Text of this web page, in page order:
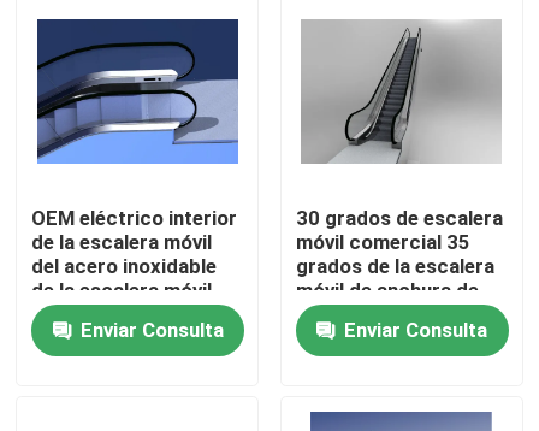
Control de calidad
Contáctenos
Solicitar presupuesto
Modernización de la escalera móvil
Escalera móvil del paseo móvil
OEM eléctrico interior
de la escalera móvil
del acero inoxidable
de la escalera móvil
del centro comercial
de la impulsión de VF
Enviar Consulta
30 grados de escalera
móvil comercial 35
grados de la escalera
móvil de anchura de
cristal 600m m de la
barandillaEnviar Consulta